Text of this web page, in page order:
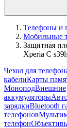
Телефоны и
Мобильные
Защитная
Xperia C s39h
Чехол для
кабелиКарты
МоноподВнешние
аккумуляторы
зарядкиBluetooth
телефонов
телефон